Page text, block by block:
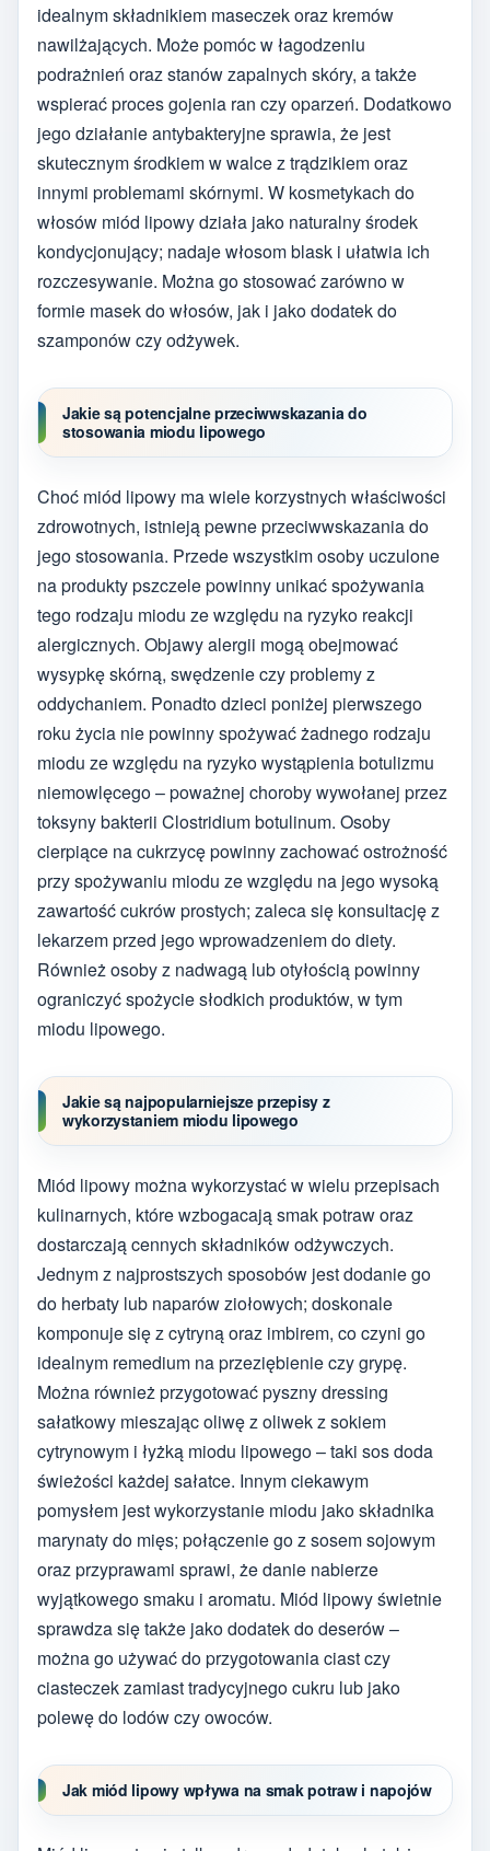
idealnym składnikiem maseczek oraz kremów
nawilżających. Może pomóc w łagodzeniu
podrażnień oraz stanów zapalnych skóry, a także
wspierać proces gojenia ran czy oparzeń. Dodatkowo
jego działanie antybakteryjne sprawia, że jest
skutecznym środkiem w walce z trądzikiem oraz
innymi problemami skórnymi. W kosmetykach do
włosów miód lipowy działa jako naturalny środek
kondycjonujący; nadaje włosom blask i ułatwia ich
rozczesywanie. Można go stosować zarówno w
formie masek do włosów, jak i jako dodatek do
szamponów czy odżywek.
Jakie są potencjalne przeciwwskazania do
stosowania miodu lipowego
Choć miód lipowy ma wiele korzystnych właściwości
zdrowotnych, istnieją pewne przeciwwskazania do
jego stosowania. Przede wszystkim osoby uczulone
na produkty pszczele powinny unikać spożywania
tego rodzaju miodu ze względu na ryzyko reakcji
alergicznych. Objawy alergii mogą obejmować
wysypkę skórną, swędzenie czy problemy z
oddychaniem. Ponadto dzieci poniżej pierwszego
roku życia nie powinny spożywać żadnego rodzaju
miodu ze względu na ryzyko wystąpienia botulizmu
niemowlęcego – poważnej choroby wywołanej przez
toksyny bakterii Clostridium botulinum. Osoby
cierpiące na cukrzycę powinny zachować ostrożność
przy spożywaniu miodu ze względu na jego wysoką
zawartość cukrów prostych; zaleca się konsultację z
lekarzem przed jego wprowadzeniem do diety.
Również osoby z nadwagą lub otyłością powinny
ograniczyć spożycie słodkich produktów, w tym
miodu lipowego.
Jakie są najpopularniejsze przepisy z
wykorzystaniem miodu lipowego
Miód lipowy można wykorzystać w wielu przepisach
kulinarnych, które wzbogacają smak potraw oraz
dostarczają cennych składników odżywczych.
Jednym z najprostszych sposobów jest dodanie go
do herbaty lub naparów ziołowych; doskonale
komponuje się z cytryną oraz imbirem, co czyni go
idealnym remedium na przeziębienie czy grypę.
Można również przygotować pyszny dressing
sałatkowy mieszając oliwę z oliwek z sokiem
cytrynowym i łyżką miodu lipowego – taki sos doda
świeżości każdej sałatce. Innym ciekawym
pomysłem jest wykorzystanie miodu jako składnika
marynaty do mięs; połączenie go z sosem sojowym
oraz przyprawami sprawi, że danie nabierze
wyjątkowego smaku i aromatu. Miód lipowy świetnie
sprawdza się także jako dodatek do deserów –
można go używać do przygotowania ciast czy
ciasteczek zamiast tradycyjnego cukru lub jako
polewę do lodów czy owoców.
Jak miód lipowy wpływa na smak potraw i napojów